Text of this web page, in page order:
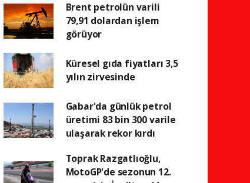
Brent petrolün varili
79,91 dolardan işlem
görüyor
Küresel gıda fiyatları 3,5
yılın zirvesinde
Gabar'da günlük petrol
üretimi 83 bin 300 varile
ulaşarak rekor kırdı
Toprak Razgatlıoğlu,
MotoGP'de sezonun 12.